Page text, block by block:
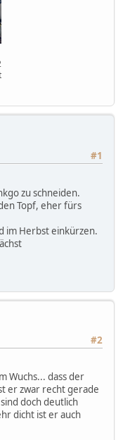
#1
zu schneiden.
Topf, eher fürs
im Herbst einkürzen.
#2
Wuchs... dass der
er zwar recht gerade
doch deutlich
dicht ist er auch